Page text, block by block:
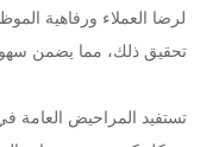
لرضا العملاء ورفاهية
تحقيق ذلك، مما يضمن
تستفيد المراحيض العامة